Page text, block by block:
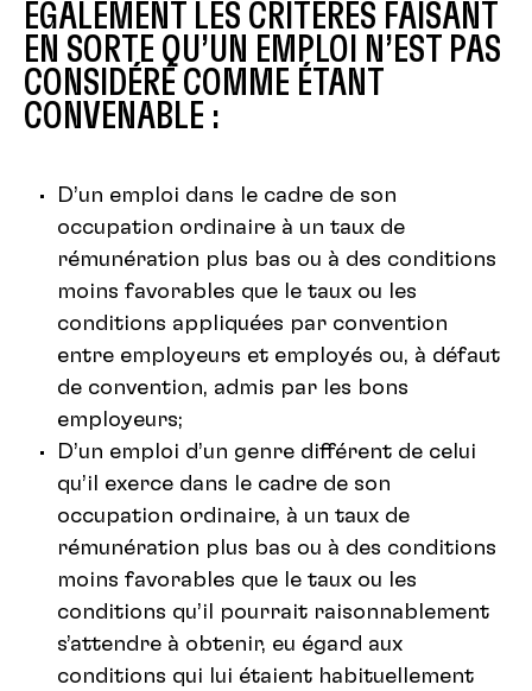
ÉGALEMENT LES CRITÈRES FAISANT
EN SORTE QU’UN EMPLOI N’EST PAS
CONSIDÉRÉ COMME ÉTANT
CONVENABLE :
D’un emploi dans le cadre de son
occupation ordinaire à un taux de
rémunération plus bas ou à des conditions
moins favorables que le taux ou les
conditions appliquées par convention
entre employeurs et employés ou, à défaut
de convention, admis par les bons
employeurs;
D’un emploi d’un genre différent de celui
qu’il exerce dans le cadre de son
occupation ordinaire, à un taux de
rémunération plus bas ou à des conditions
moins favorables que le taux ou les
conditions qu’il pourrait raisonnablement
s’attendre à obtenir, eu égard aux
conditions qui lui étaient habituellement